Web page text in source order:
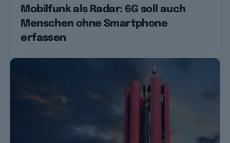
Mobilfunk als Radar: 6G soll auch
Menschen ohne Smartphone
erfassen